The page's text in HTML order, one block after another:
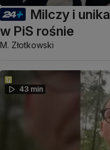
Milczy i
w PiS rośnie
M. Złotkowski
43 min